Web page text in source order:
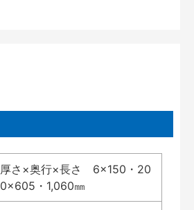
厚さ×奥行×長さ 6×150・20
0×605・1,060㎜